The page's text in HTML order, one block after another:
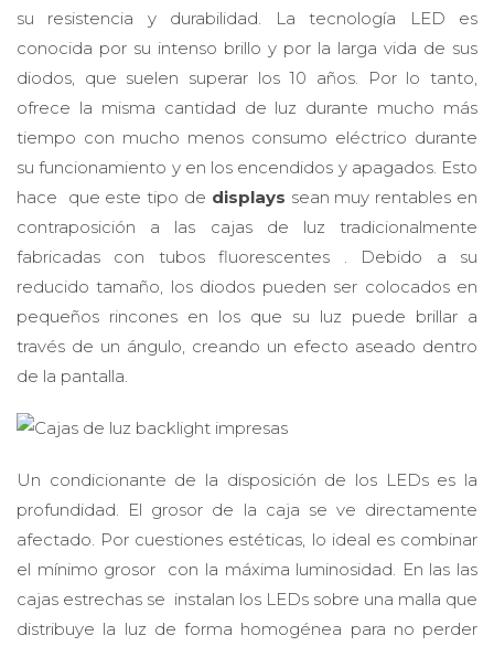
su resistencia y durabilidad. La tecnología LED es
conocida por su intenso brillo y por la larga vida de sus
diodos, que suelen superar los 10 años. Por lo tanto,
ofrece la misma cantidad de luz durante mucho más
tiempo con mucho menos consumo eléctrico durante
su funcionamiento y en los encendidos y apagados. Esto
hace que este tipo de displays sean muy rentables en
contraposición a las cajas de luz tradicionalmente
fabricadas con tubos fluorescentes . Debido a su
reducido tamaño, los diodos pueden ser colocados en
pequeños rincones en los que su luz puede brillar a
través de un ángulo, creando un efecto aseado dentro
de la pantalla.
Un condicionante de la disposición de los LEDs es la
profundidad. El grosor de la caja se ve directamente
afectado. Por cuestiones estéticas, lo ideal es combinar
el mínimo grosor con la máxima luminosidad. En las las
cajas estrechas se instalan los LEDs sobre una malla que
distribuye la luz de forma homogénea para no perder